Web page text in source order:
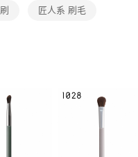
匠人系 刷毛